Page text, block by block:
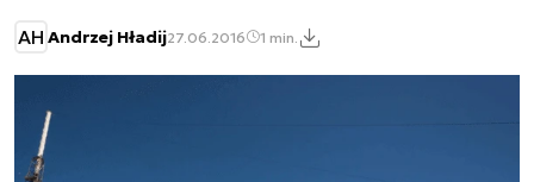
AH Andrzej Hładij27.06.2016 1 min.